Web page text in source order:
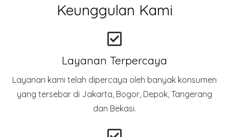
Keunggulan Kami
Layanan Terpercaya
Layanan kami telah dipercaya oleh banyak konsumen
yang tersebar di Jakarta, Bogor, Depok, Tangerang
dan Bekasi.